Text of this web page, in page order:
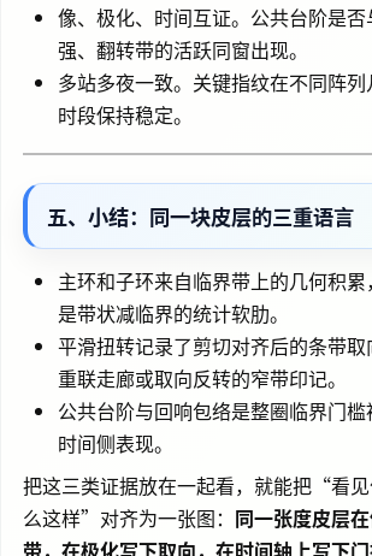
像、极化、时间互证。公共台阶是
强、翻转带的活跃同窗出现。
多站多夜一致。关键指纹在不同阵
时段保持稳定。
五、小结：同一块皮层的三重语言
主环和子环来自临界带上的几何积
是带状减临界的统计软肋。
平滑扭转记录了剪切对齐后的条带
重联走廊或取向反转的窄带印记。
公共台阶与回响包络是整圈临界门
时间侧表现。
把这三类证据放在一起看，就能把“看
么这样”对齐为一张图： 同一张度皮层
带，在极化写下取向，在时间轴上写下